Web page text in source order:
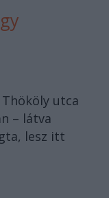
utca
– látva
lesz itt